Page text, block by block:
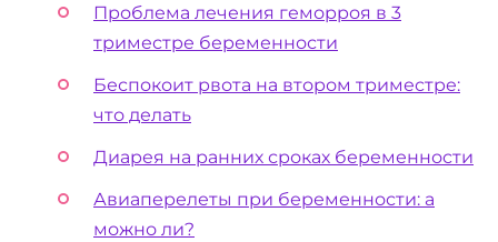
Проблема лечения геморроя в 3
триместре беременности
Беспокоит рвота на втором триместре:
что делать
Диарея на ранних сроках беременности
Авиаперелеты при беременности: а
можно ли?